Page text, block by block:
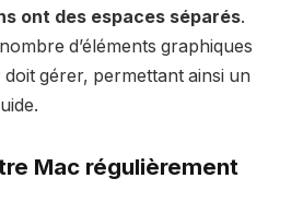
ont des espaces séparés.
d’éléments graphiques
doit gérer, permettant ainsi un
Mac régulièrement